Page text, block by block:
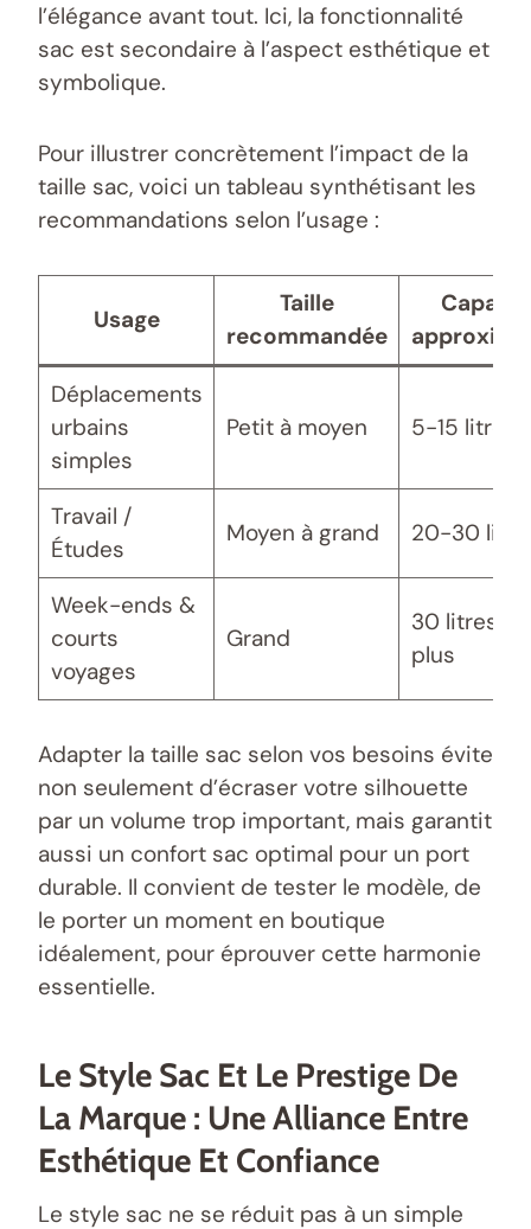
l’élégance avant tout. Ici, la fonctionnalité
sac est secondaire à l’aspect esthétique et
symbolique.
Pour illustrer concrètement l’impact de la
taille sac, voici un tableau synthétisant les
recommandations selon l’usage :
Usage
Taille
recommandée
Déplacements
urbains
simples
Petit à moyen 5-15 litres
Travail /
Études
Moyen à grand 20-30
Week-ends &
courts
voyages
Grand
30 litres et
plus
Adapter la taille sac selon vos besoins évite
non seulement d’écraser votre silhouette
par un volume trop important, mais garantit
aussi un confort sac optimal pour un port
durable. Il convient de tester le modèle, de
le porter un moment en boutique
idéalement, pour éprouver cette harmonie
essentielle.
Le Style Sac Et Le Prestige De
La Marque : Une Alliance Entre
Esthétique Et Confiance
Le style sac ne se réduit pas à un simple